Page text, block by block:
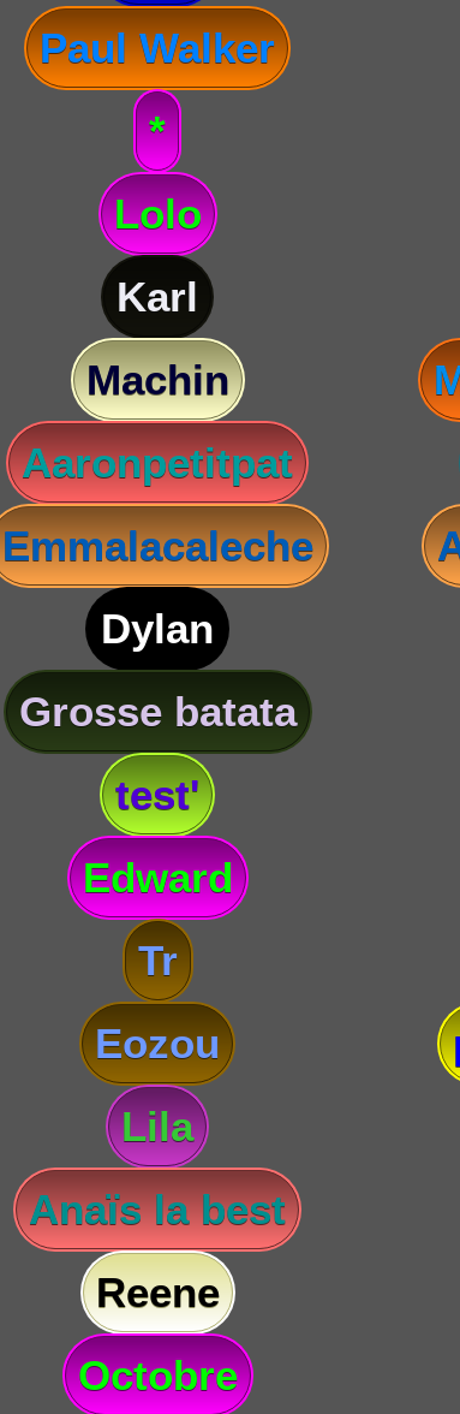
Paul Walker
*
Lolo
Karl
Machin
Aaronpetitpat
Emmalacaleche
Dylan
Grosse batata
test'
Edward
Tr
Eozou
Lila
Anaïs la best
Reene
Octobre